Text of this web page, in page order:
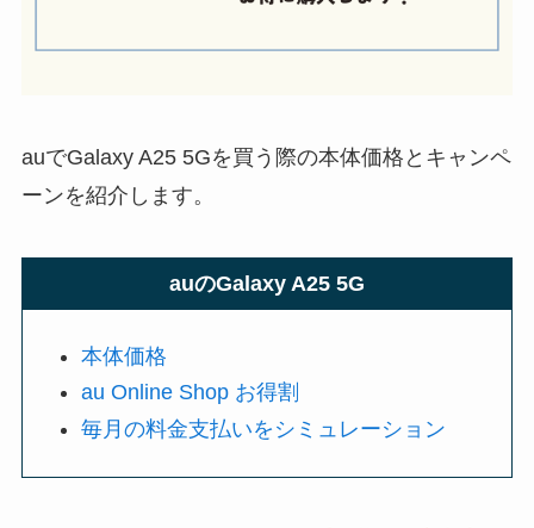
auでGalaxy A25 5Gを買う際の本体価格とキャンペ
ーンを紹介します。
auのGalaxy A25 5G
本体価格
au Online Shop お得割
毎月の料金支払いをシミュレーション